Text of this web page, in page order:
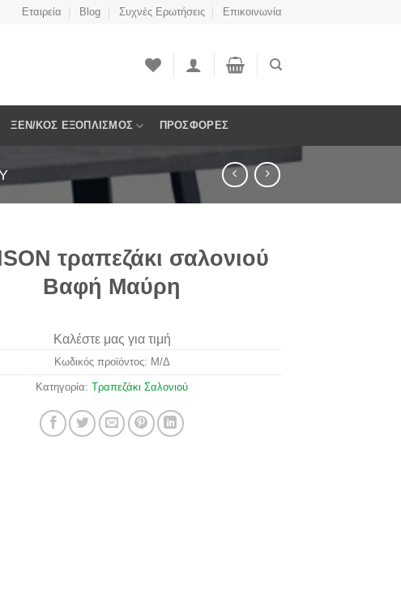
Εταιρεία Blog Συχνές Ερωτήσεις Επικοινωνία
ΞΕΝ/ΚΟΣ ΕΞΟΠΛΙΣΜΌΣ ΠΡΟΣΦΟΡΈΣ
τραπεζάκι σαλονιού
Βαφή Μαύρη
Καλέστε μας για τιμή
Κωδικός προϊόντος: Μ/Δ
Κατηγορία: Τραπεζάκι Σαλονιού